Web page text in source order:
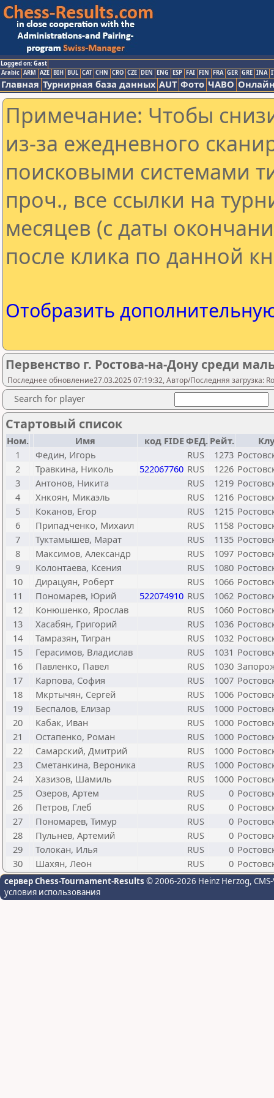
Logged on: Gast
Arabic ARM AZE BIH BUL CAT CHN CRO CZE DEN ENG ESP FAI FIN FRA GER GRE INA
Главная Турнирная база данных AUT Фото ЧАВО
Примечание: Чтобы
из-за ежедневного
поисковыми системами
проч., все ссылки на
месяцев (с даты
после клика по данной
Отобразить
Первенство г. Ростова-на-Дону среди
Последнее обновление27.03.2025 07:19:32, Автор/Последняя загрузка:
Search for player
Стартовый список
Ном. Имя код FIDEФЕД. Рейт.
1
Федин, Игорь RUS 1273
2
Травкина, Николь 522067760 RUS 1226
3
Антонов, Никита RUS 1219
4
Хнкоян, Микаэль RUS 1216
5
Коканов, Егор RUS 1215
6
Припадченко, Михаил RUS 1158
7
Туктамышев, Марат RUS 1135
8
Максимов, Александр RUS 1097
9
Колонтаева, Ксения RUS 1080
10
Дирацуян, Роберт RUS 1066
11
Пономарев, Юрий 522074910 RUS 1062
12
Конюшенко, Ярослав RUS 1060
13
Хасабян, Григорий RUS 1036
14
Тамразян, Тигран RUS 1032
15
Герасимов, Владислав RUS 1031
16
Павленко, Павел RUS 1030
17
Карпова, София RUS 1007
18
Мкртычян, Сергей RUS 1006
19
Беспалов, Елизар RUS 1000
20
Кабак, Иван RUS 1000
21
Остапенко, Роман RUS 1000
22
Самарский, Дмитрий RUS 1000
23
Сметанкина, Вероника RUS 1000
24
Хазизов, Шамиль RUS 1000
25
Озеров, Артем RUS 0
26
Петров, Глеб RUS 0
27
Пономарев, Тимур RUS 0
28
Пульнев, Артемий RUS 0
29
Толокан, Илья RUS 0
30
Шахян, Леон RUS 0
сервер Chess-Tournament-Results © 2006-2026 Heinz Herzog,
условия использования